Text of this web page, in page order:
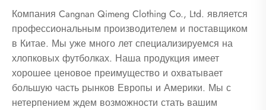
Компания Cangnan Qimeng Clothing Co., Ltd. является
профессиональным производителем и поставщиком
в Китае. Мы уже много лет специализируемся на
хлопковых футболках. Наша продукция имеет
хорошее ценовое преимущество и охватывает
большую часть рынков Европы и Америки. Мы с
нетерпением ждем возможности стать вашим